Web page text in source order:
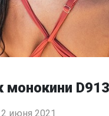
монокини
июня 2021